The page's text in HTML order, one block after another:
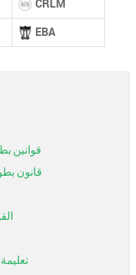
CRLM
EBA
قوانين
قانون